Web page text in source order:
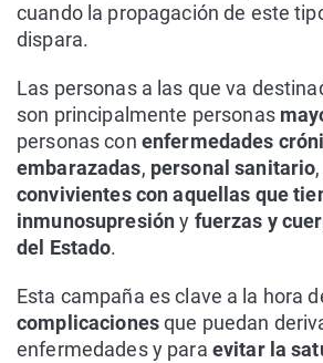
cuando la propagación de este
dispara.
Las personas a las que va
son principalmente personas
personas con enfermedades
embarazadas, personal sanitario,
convivientes con aquellas que
inmunosupresióny fuerzas y
del Estado.
Esta campaña es clave a la hora
complicacionesque puedan
enfermedades y para evitar la